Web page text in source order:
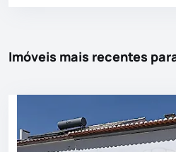
Imóveis mais recentes